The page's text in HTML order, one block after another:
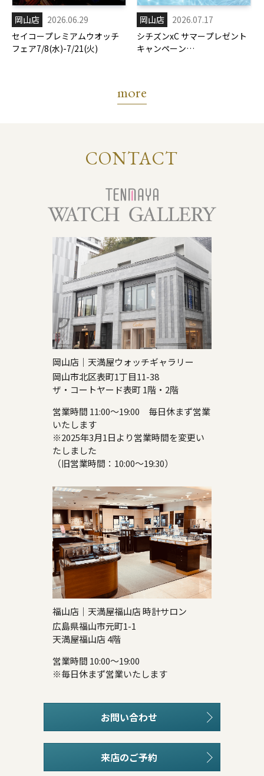
岡山店
2026.06.29
セイコープレミアムウオッチ
フェア7/8(水)-7/21(火)
岡山店
2026.07.17
シチズンxC サマープレゼント
キャンペーン
more
CONTACT
岡山店｜天満屋ウォッチギャラリー
岡山市北区表町1丁目11-38
ザ・コートヤード表町 1階・2階
営業時間 11:00～19:00 毎日休まず営業
いたします
※2025年3月1日より営業時間を変更い
たしました
（旧営業時間：10:00～19:30）
福山店｜天満屋福山店 時計サロン
広島県福山市元町1-1
天満屋福山店 4階
営業時間 10:00～19:00
※毎日休まず営業いたします
お問い合わせ
来店のご予約